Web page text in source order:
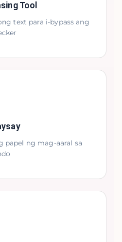
Tool
text para i-bypass ang
papel ng mag-aaral sa